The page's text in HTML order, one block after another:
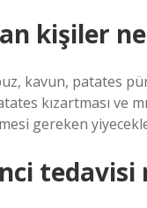
kişiler
kavun, patates
kızartması ve
gereken
tedavisi